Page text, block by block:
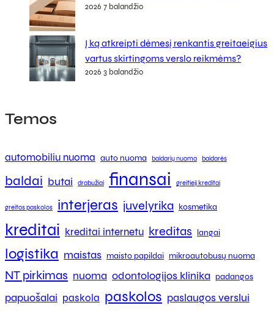
2026 7 balandžio
Į ką atkreipti dėmesį renkantis greitaeigius
vartus skirtingoms verslo reikmėms?
2026 3 balandžio
Temos
automobiliu nuoma auto nuoma baidarių nuoma baidarės
baldai butai drabužiai finansai greitieji kreditai
greitos paskolos interjeras juvelyrika kosmetika
kreditai kreditai internetu kreditas langai
logistika maistas maisto papildai mikroautobusų nuoma
NT pirkimas nuoma odontologijos klinika padangos
papuošalai paskola paskolos paslaugos verslui